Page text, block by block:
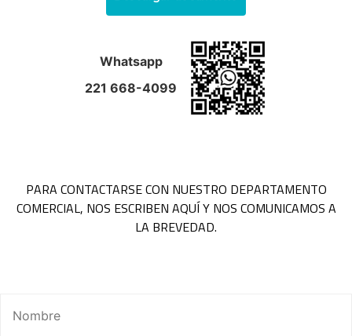
Whatsapp
221 668-4099
PARA CONTACTARSE CON NUESTRO DEPARTAMENTO
COMERCIAL, NOS ESCRIBEN AQUÍ Y NOS COMUNICAMOS A
LA BREVEDAD.